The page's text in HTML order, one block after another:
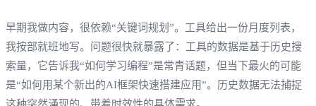
早期我做内容，很依赖“关键词规划”。工具给出一份月度列表，
我按部就班地写。问题很快就暴露了：工具的数据是基于历史搜
索量，它告诉我“如何学习编程”是常青话题，但当下最火的可能
是“如何用某个新出的AI框架快速搭建应用”。历史数据无法捕捉